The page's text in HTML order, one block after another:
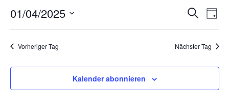
April
Suche
und
SucheTag
01/04/2025
Datum
Vorheriger Tag Nächster Tag
Kalender abonnieren